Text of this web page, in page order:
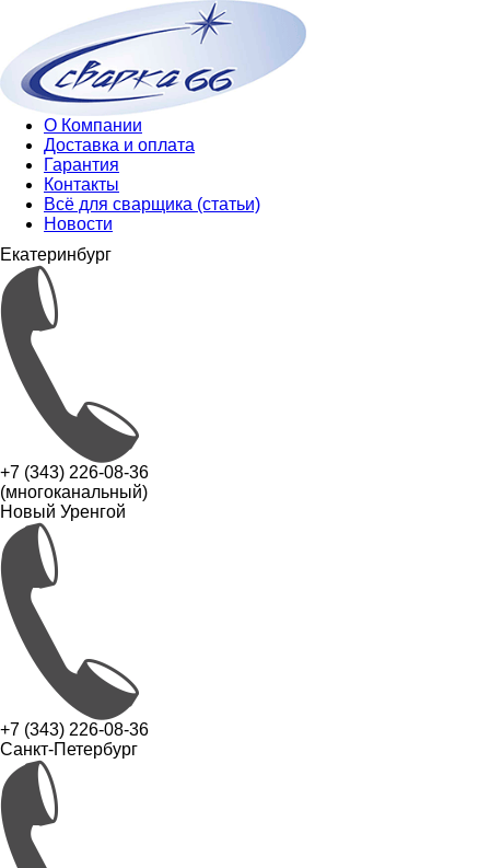
О Компании
Доставка и оплата
Гарантия
Контакты
Всё для сварщика (статьи)
Новости
Екатеринбург
+7 (343) 226-08-36
(многоканальный)
Новый Уренгой
+7 (343) 226-08-36
Санкт-Петербург